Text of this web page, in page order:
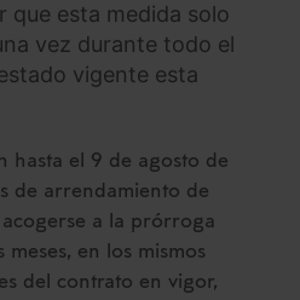
que esta medida solo
vez durante todo el
vigente esta
hasta el 9 de agosto de
de arrendamiento de
a la prórroga
en los mismos
del contrato en vigor,